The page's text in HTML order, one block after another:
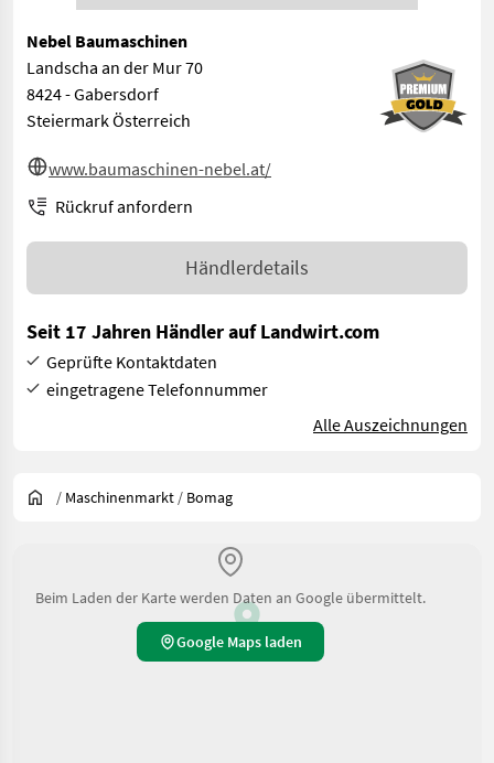
Nebel Baumaschinen
Landscha an der Mur 70
8424 - Gabersdorf
Steiermark Österreich
www.baumaschinen-nebel.at/
Rückruf anfordern
Händlerdetails
Seit 17 Jahren Händler auf Landwirt.com
Geprüfte Kontaktdaten
eingetragene Telefonnummer
Alle Auszeichnungen
/ Maschinenmarkt / Bomag
Beim Laden der Karte werden Daten an Google übermittelt.
Google Maps laden